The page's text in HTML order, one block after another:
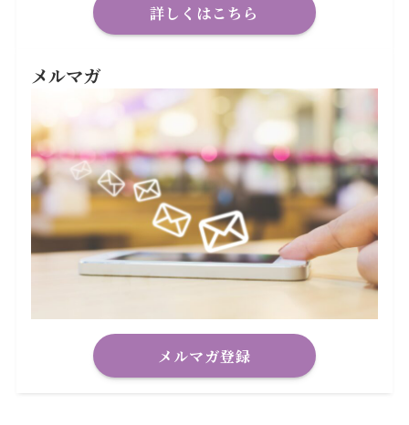
詳しくはこちら
メルマガ
メルマガ登録